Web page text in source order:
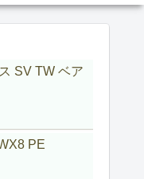
SV TW ベア
PE